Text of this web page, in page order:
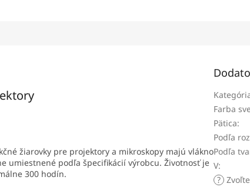
žiarovky pre projektory a mikroskopy majú vlákno
umiestnené podľa špecifikácií výrobcu. Životnosť je
300 hodín.
Farba
Pätica:
Podľa
Podľa
V:
?